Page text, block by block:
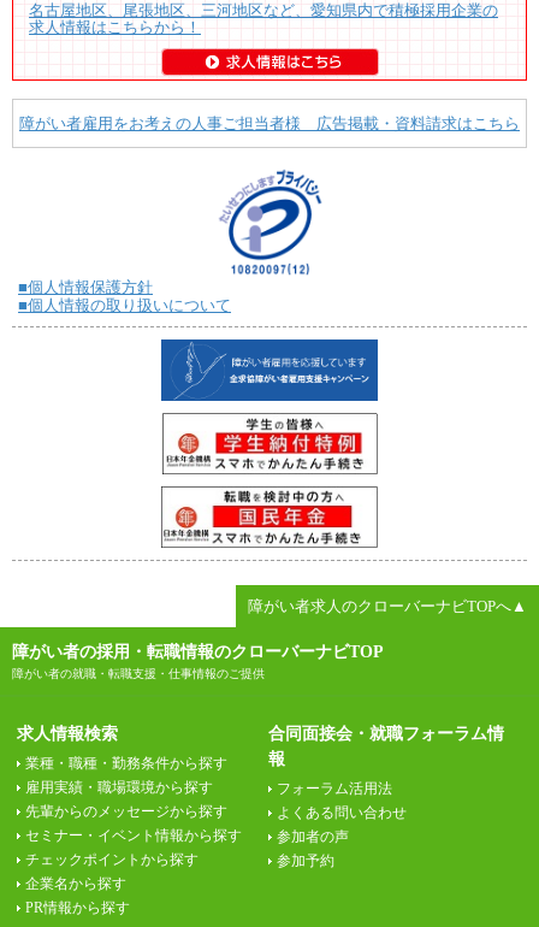
名古屋地区、尾張地区、三河地区など、愛知県内で積極採用企業の
求人情報はこちらから！
障がい者雇用をお考えの人事ご担当者様 広告掲載・資料請求はこちら
■個人情報保護方針
■個人情報の取り扱いについて
障がい者求人のクローバーナビTOPへ▲
障がい者の採用・転職情報のクローバーナビTOP
障がい者の就職・転職支援・仕事情報のご提供
求人情報検索
業種・職種・勤務条件から探す
雇用実績・職場環境から探す
先輩からのメッセージから探す
セミナー・イベント情報から探す
チェックポイントから探す
企業名から探す
PR情報から探す
合同面接会・就職フォーラム情
報
フォーラム活用法
よくある問い合わせ
参加者の声
参加予約